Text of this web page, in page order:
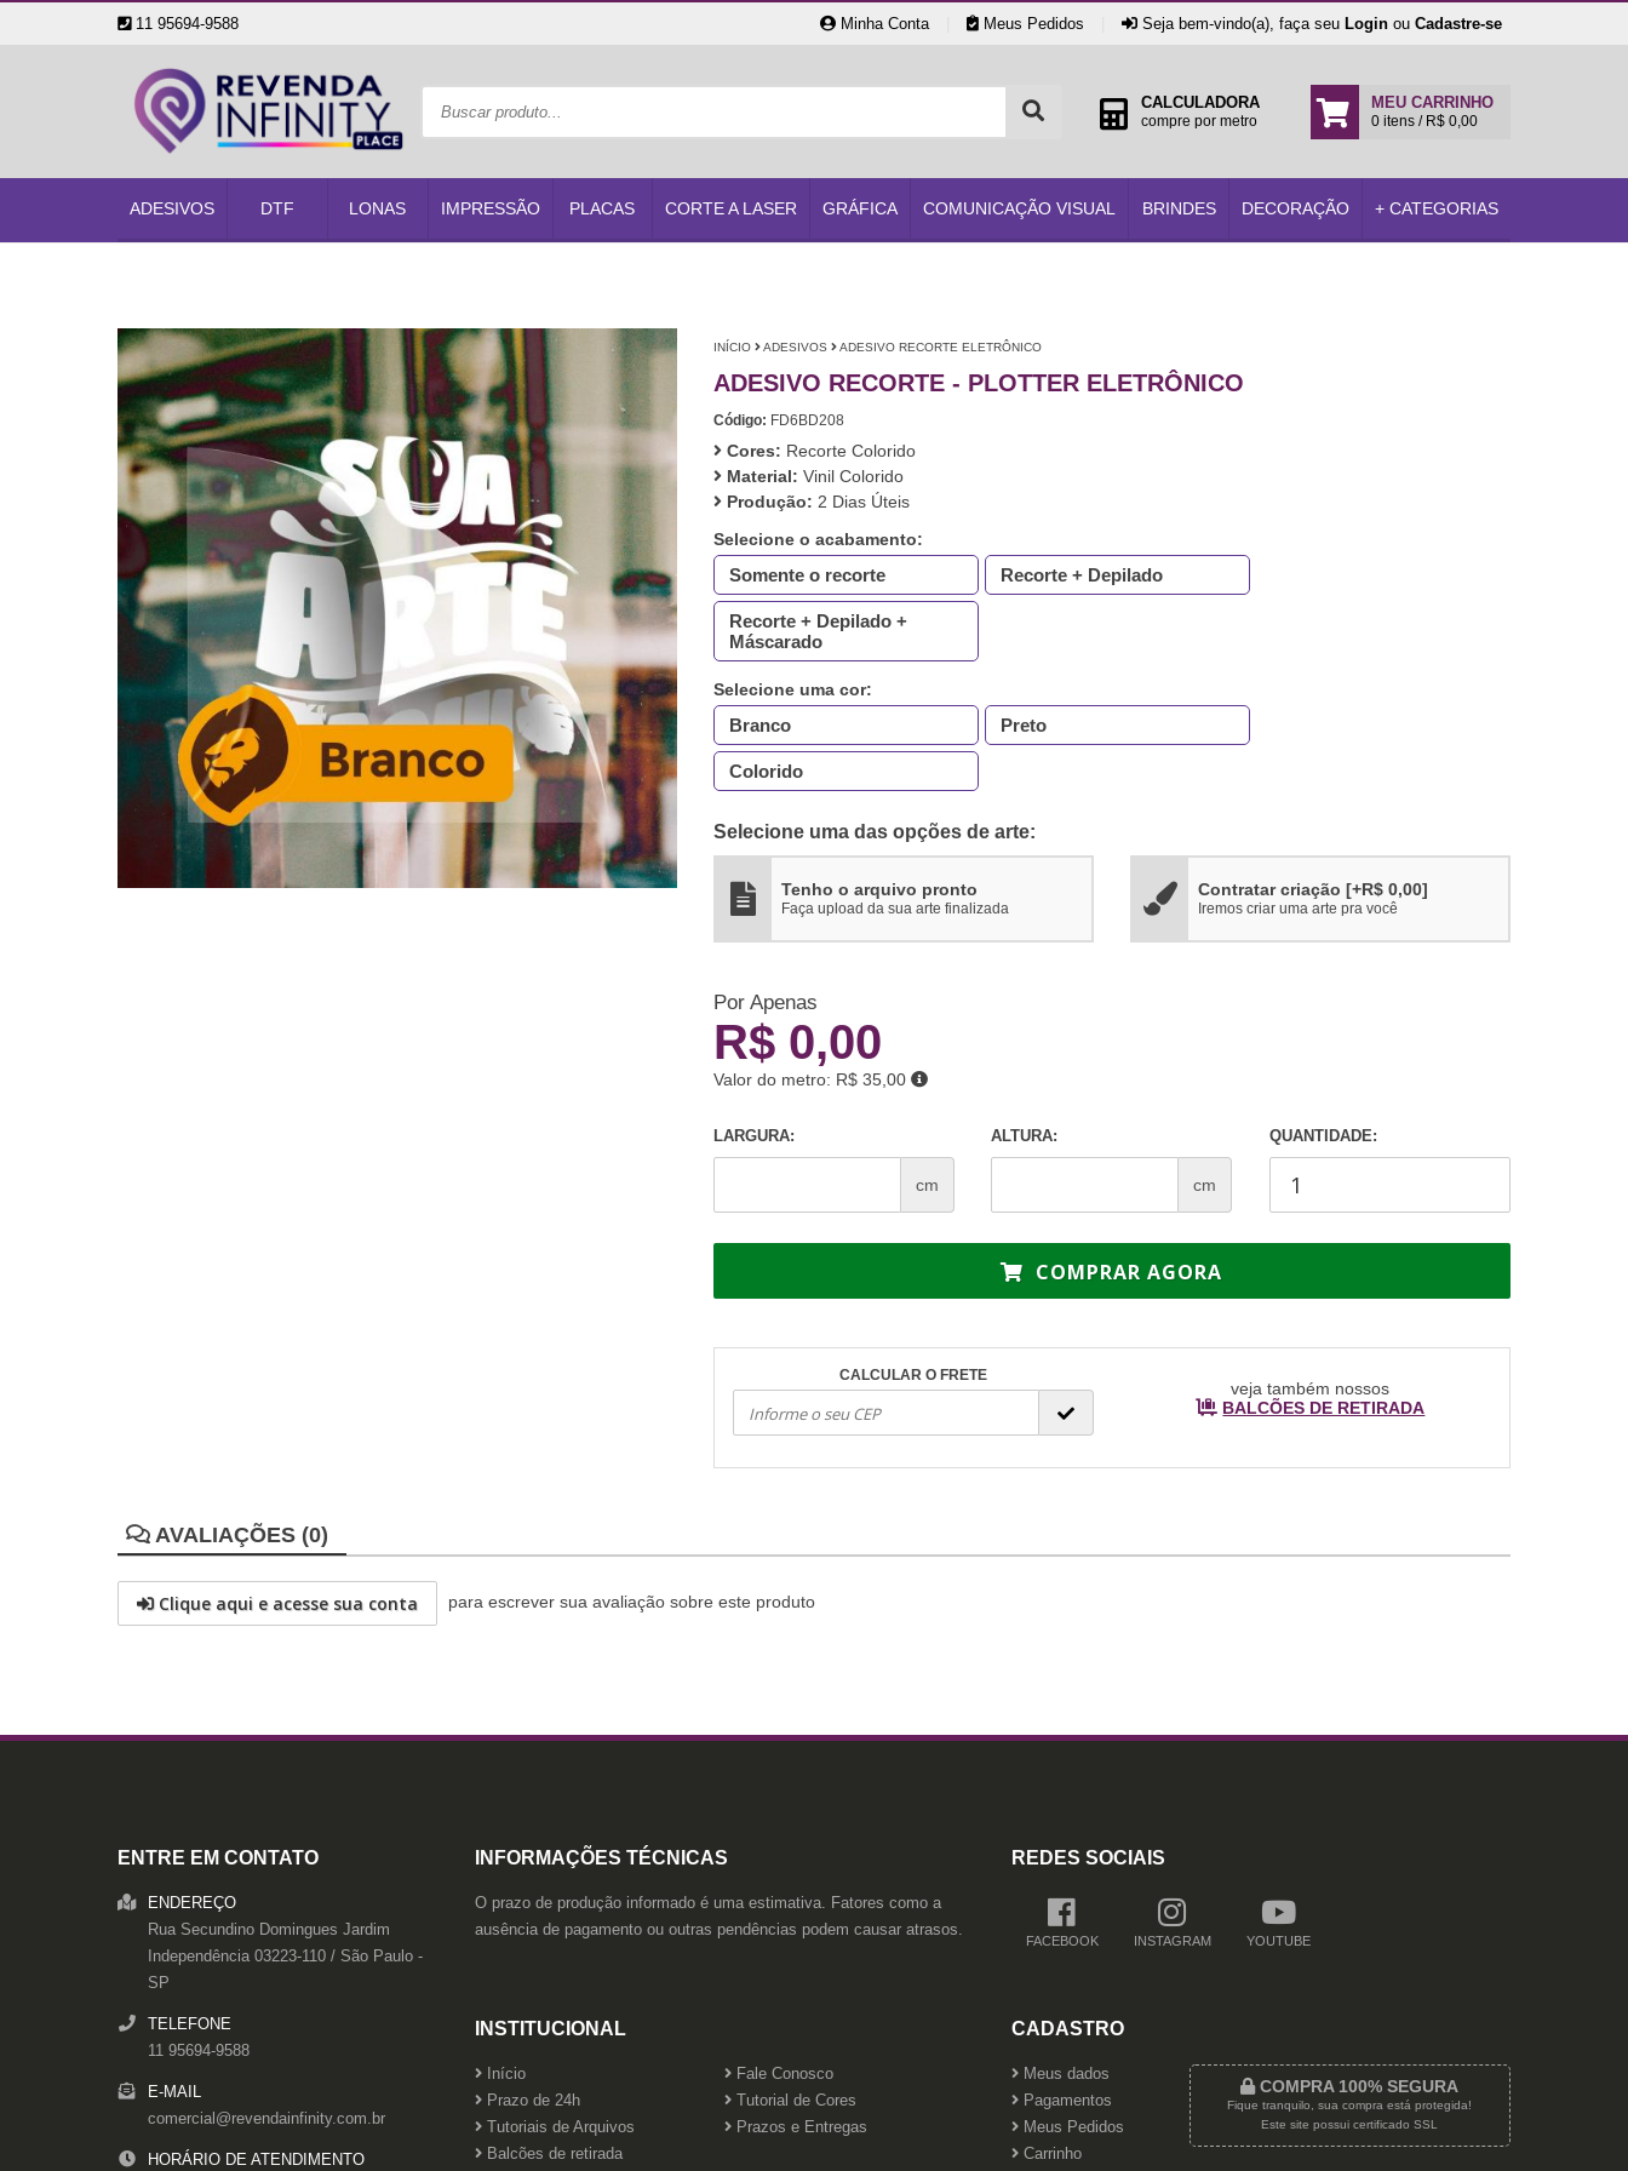
11 95694-9588 Minha Conta Meus Pedidos Seja bem-vindo(a), faça seu Login ou Cadastre-se
CALCULADORA
compre por metro
MEU CARRINHO
0 itens / R$ 0,00
ADESIVOS DTF LONAS IMPRESSÃO PLACAS CORTE A LASER GRÁFICA COMUNICAÇÃO VISUAL BRINDES DECORAÇÃO + CATEGORIAS
INÍCIO ADESIVOS ADESIVO RECORTE ELETRÔNICO
ADESIVO RECORTE - PLOTTER ELETRÔNICO
Código: FD6BD208
Cores: Recorte Colorido
Material: Vinil Colorido
Produção: 2 Dias Úteis
Selecione o acabamento:
Somente o recorte Recorte + Depilado
Recorte + Depilado +
Máscarado
Selecione uma cor:
Branco Preto
Colorido
Selecione uma das opções de arte:
Tenho o arquivo pronto
Faça upload da sua arte finalizada
Contratar criação [+R$ 0,00]
Iremos criar uma arte pra você
Por Apenas
R$ 0,00
Valor do metro: R$ 35,00
LARGURA:
cm
ALTURA:
cm
QUANTIDADE:
COMPRAR AGORA
CALCULAR O FRETE
veja também nossos
BALCÕES DE RETIRADA
AVALIAÇÕES (0)
Clique aqui e acesse sua conta para escrever sua avaliação sobre este produto
ENTRE EM CONTATO
ENDEREÇO
Rua Secundino Domingues Jardim
Independência 03223-110 / São Paulo -
SP
TELEFONE
11 95694-9588
E-MAIL
comercial@revendainfinity.com.br
HORÁRIO DE ATENDIMENTO
INFORMAÇÕES TÉCNICAS
O prazo de produção informado é uma estimativa. Fatores como a
ausência de pagamento ou outras pendências podem causar atrasos.
REDES SOCIAIS
FACEBOOK INSTAGRAM YOUTUBE
INSTITUCIONAL
Início
Fale Conosco
Prazo de 24h
Tutorial de Cores
Tutoriais de Arquivos
Prazos e Entregas
Balcões de retirada
CADASTRO
Meus dados
Pagamentos
Meus Pedidos
Carrinho
COMPRA 100% SEGURA
Fique tranquilo, sua compra está protegida!
Este site possui certificado SSL